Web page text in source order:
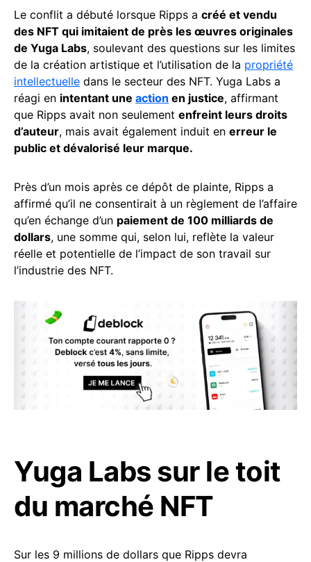
Le conflit a débuté lorsque Ripps a créé et vendu
des NFT qui imitaient de près les œuvres originales
de Yuga Labs, soulevant des questions sur les limites
de la création artistique et l’utilisation de la propriété
intellectuelle dans le secteur des NFT. Yuga Labs a
réagi en intentant une action en justice, affirmant
que Ripps avait non seulement enfreint leurs droits
d’auteur, mais avait également induit en erreur le
public et dévalorisé leur marque.
Près d’un mois après ce dépôt de plainte, Ripps a
affirmé qu’il ne consentirait à un règlement de l’affaire
qu’en échange d’un paiement de 100 milliards de
dollars, une somme qui, selon lui, reflète la valeur
réelle et potentielle de l’impact de son travail sur
l’industrie des NFT.
Yuga Labs sur le toit
du marché NFT
Sur les 9 millions de dollars que Ripps devra